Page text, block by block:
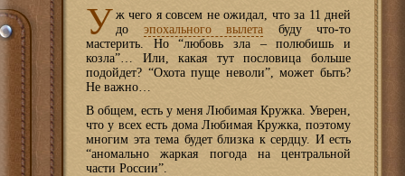
У ж чего я совсем не ожидал, что за 11 дней
до эпохального вылета буду что-то
мастерить. Но “любовь зла – полюбишь и
козла”… Или, какая тут пословица больше
подойдет? “Охота пуще неволи”, может быть?
Не важно…
В общем, есть у меня Любимая Кружка. Уверен,
что у всех есть дома Любимая Кружка, поэтому
многим эта тема будет близка к сердцу. И есть
“аномально жаркая погода на центральной
части России”.